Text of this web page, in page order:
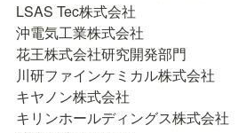
LSAS Tec株式会社
沖電気工業株式会社
花王株式会社研究開発部門
川研ファインケミカル株式会社
キヤノン株式会社
キリンホールディングス株式会社